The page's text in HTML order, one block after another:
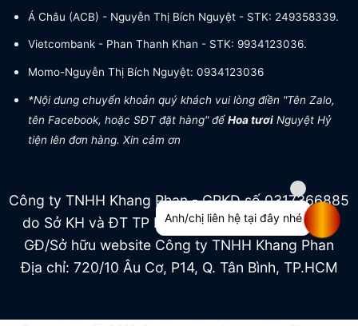
Á Châu (ACB) - Nguyễn Thị Bích Nguyệt - STK: 249358339.
Vietcombank - Phan Thanh Khan - STK: 9934123036.
Momo-Nguyễn Thị Bích Nguyệt: 0934123036
*Nội dung chuyển khoản quý khách vui lòng điền "Tên Zalo,
tên Facebook, hoặc SĐT đặt hàng" đểHoa tươi Nguyệt Hỷ
tiện lên đơn hàng. Xin cảm ơn
Công ty TNHH Khang Phan - GPKD số 0317366885
do Sở KH và ĐT TP HCM cấp ngày 04/07/2022
GĐ/Sở hữu website Công ty TNHH Khang Phan
Địa chỉ: 720/10 Âu Cơ, P14, Q. Tân Bình, TP.HCM
Anh/chị liên hệ tại đây nhé